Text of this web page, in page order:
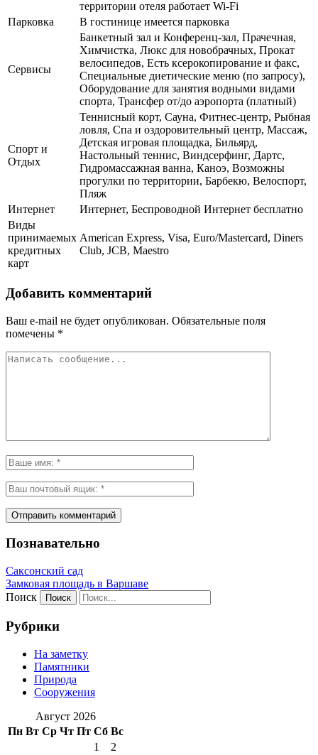
территории отеля работает Wi-Fi
Парковка
В гостинице имеется парковка
Сервисы
Банкетный зал и Конференц-зал, Прачечная,
Химчистка, Люкс для новобрачных, Прокат
велосипедов, Есть ксерокопирование и факс,
Специальные диетические меню (по запросу),
Оборудование для занятия водными видами
спорта, Трансфер от/до аэропорта (платный)
Спорт и
Отдых
Теннисный корт, Сауна, Фитнес-центр, Рыбная
ловля, Спа и оздоровительный центр, Массаж,
Детская игровая площадка, Бильярд,
Настольный теннис, Виндсерфинг, Дартс,
Гидромассажная ванна, Каноэ, Возможны
прогулки по территории, Барбекю, Велоспорт,
Пляж
Интернет
Интернет, Беспроводной Интернет бесплатно
Виды
принимаемых
кредитных
карт
American Express, Visa, Euro/Mastercard, Diners
Club, JCB, Maestro
Добавить комментарий
Ваш e-mail не будет опубликован. Обязательные поля
помечены *
Познавательно
Саксонский сад
Замковая площадь в Варшаве
Поиск
Рубрики
На заметку
Памятники
Природа
Сооружения
Август 2026
Пн Вт Ср Чт Пт Сб Вс
1
2